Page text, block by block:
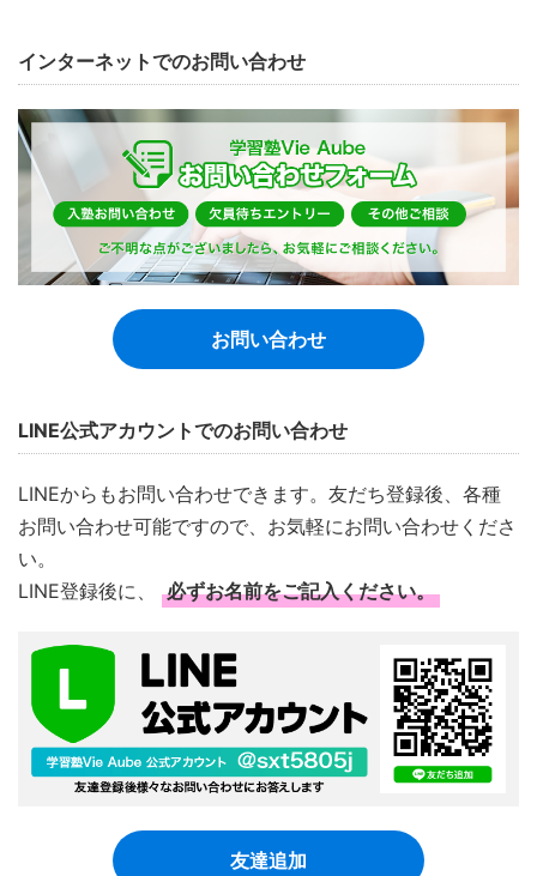
インターネットでのお問い合わせ
お問い合わせ
LINE公式アカウントでのお問い合わせ
LINEからもお問い合わせできます。友だち登録後、各種
お問い合わせ可能ですので、お気軽にお問い合わせくださ
い。
LINE登録後に、
必ずお名前をご記入ください。
友達追加